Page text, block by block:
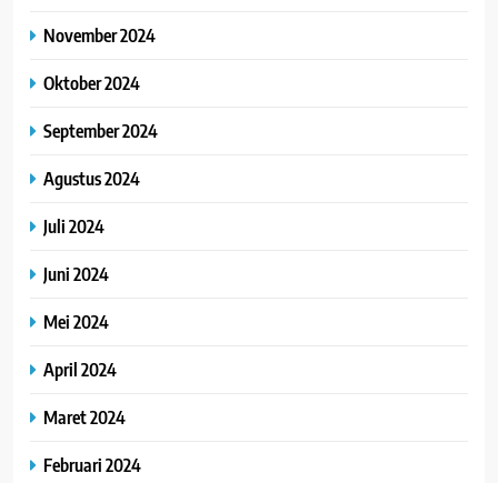
November 2024
Oktober 2024
September 2024
Agustus 2024
Juli 2024
Juni 2024
Mei 2024
April 2024
Maret 2024
Februari 2024